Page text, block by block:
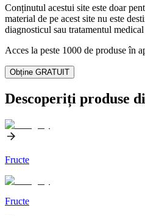
Conținutul acestui site este doar
material de pe acest site nu este
diagnosticul sau tratamentul
Acces la peste 1000 de produse în
Obține GRATUIT
Descoperiți produse
Fructe
Fructe